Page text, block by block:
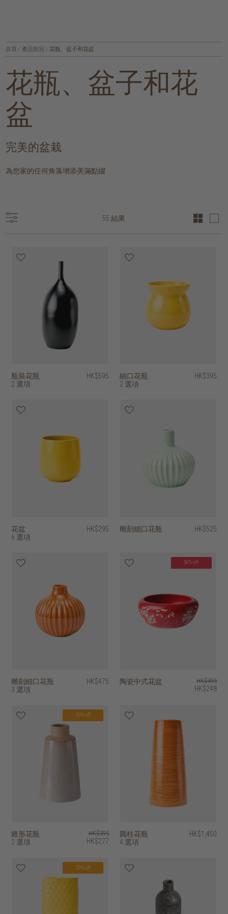
首頁 / 產品類別/ 花瓶、盆子和花盆
花瓶、盆子和花
盆
完美的盆栽
為您家的任何角落增添美滿點綴
55 結果
瓶裝花瓶
2 選項
HK$595
細口花瓶
2 選項
HK$395
花盆
6 選項
HK$295 雕刻細口花瓶 HK$525
雕刻細口花瓶
3 選項
HK$475
50% off
陶瓷中式花盆 HK$495
HK$248
30% off
錐形花瓶
2 選項
HK$395
HK$277
圓柱花瓶
4 選項
HK$1,450
20% off